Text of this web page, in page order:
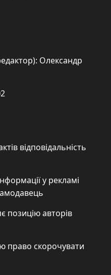
Олександр
відповідальність
у рекламі
позицію авторів
право скорочувати